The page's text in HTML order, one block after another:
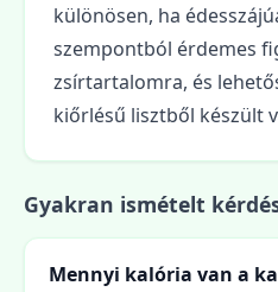
különösen, ha
szempontból érdemes
zsírtartalomra, és
kiőrlésű lisztből készült
Gyakran ismételt
Mennyi kalória van a